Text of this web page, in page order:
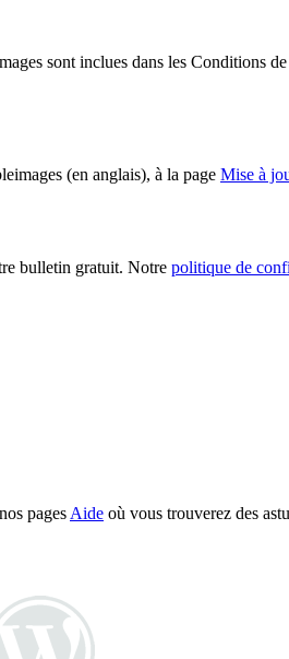
sont inclues dans les Conditions
(en anglais), à la page Mise à
bulletin gratuit. Notre politique de
pages Aide où vous trouverez des